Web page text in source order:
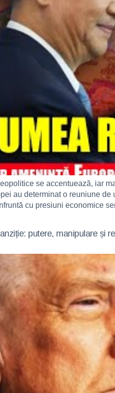
se accentuează, iar
au determinat o reuniune
cu presiuni economice
putere, manipulare și